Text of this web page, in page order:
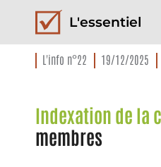
L'essentiel
L'info n°22 19/12/2025
Indexation de la
membres